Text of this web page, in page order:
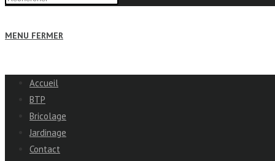
MENU FERMER
Accueil
BTP
Bricolage
Jardinage
Contact